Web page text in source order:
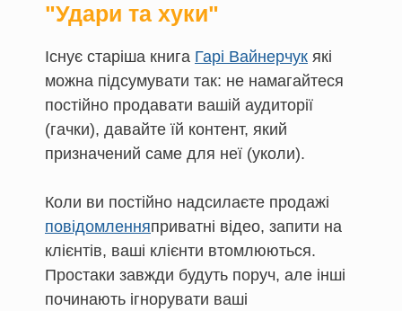
"Удари та хуки"
Існує старіша книга Гарі Вайнерчук які
можна підсумувати так: не намагайтеся
постійно продавати вашій аудиторії
(гачки), давайте їй контент, який
призначений саме для неї (уколи).
Коли ви постійно надсилаєте продажі
повідомленняприватні відео, запити на
клієнтів, ваші клієнти втомлюються.
Простаки завжди будуть поруч, але інші
починають ігнорувати ваші